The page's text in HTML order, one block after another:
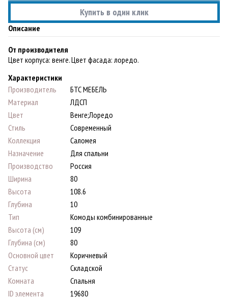
Купить в один клик
Описание
От производителя
Цвет корпуса: венге. Цвет фасада: лоредо.
Характеристики
Производитель
БТС МЕБЕЛЬ
Материал
ЛДСП
Цвет
Венге;Лоредо
Стиль
Современный
Коллекция
Саломея
Назначение
Для спальни
Производство
Россия
Ширина
80
Высота
108.6
Глубина
10
Тип
Комоды комбинированные
Высота (см)
109
Глубина (см)
80
Основной цвет
Коричневый
Статус
Складской
Комната
Спальня
ID элемента
19680